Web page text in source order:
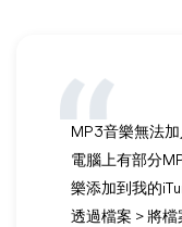
MP3音樂無法加
電腦上有部分
樂添加到我的
透過檔案 > 將